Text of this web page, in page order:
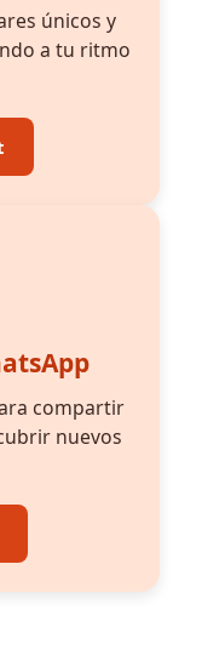
únicos y
a tu ritmo
compartir
nuevos